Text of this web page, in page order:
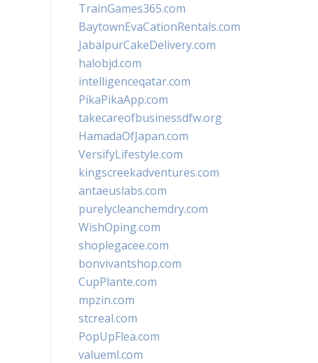
TrainGames365.com
BaytownEvaCationRentals.com
JabalpurCakeDelivery.com
halobjd.com
intelligenceqatar.com
PikaPikaApp.com
takecareofbusinessdfw.org
HamadaOfJapan.com
VersifyLifestyle.com
kingscreekadventures.com
antaeuslabs.com
purelycleanchemdry.com
WishOping.com
shoplegacee.com
bonvivantshop.com
CupPlante.com
mpzin.com
stcreal.com
PopUpFlea.com
valueml.com